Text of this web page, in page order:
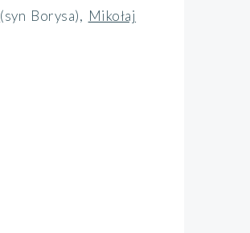
(syn Borysa), Mikołaj